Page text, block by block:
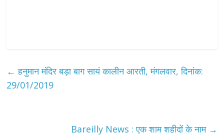
← हनुमान मंदिर बड़ा बाग सायं कालीन आरती, मंगलवार, दिनांक:
29/01/2019
Bareilly News : एक शाम शहीदों के नाम →